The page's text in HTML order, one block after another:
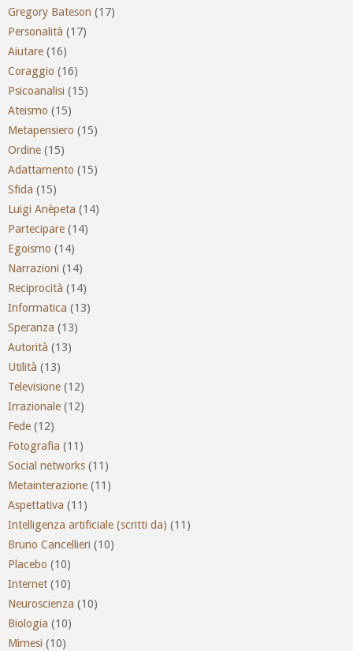
Gregory Bateson (17)
Personalità (17)
Aiutare (16)
Coraggio (16)
Psicoanalisi (15)
Ateismo (15)
Metapensiero (15)
Ordine (15)
Adattamento (15)
Sfida (15)
Luigi Anèpeta (14)
Partecipare (14)
Egoismo (14)
Narrazioni (14)
Reciprocità (14)
Informatica (13)
Speranza (13)
Autorità (13)
Utilità (13)
Televisione (12)
Irrazionale (12)
Fede (12)
Fotografia (11)
Social networks (11)
Metainterazione (11)
Aspettativa (11)
Intelligenza artificiale (scritti da) (11)
Bruno Cancellieri (10)
Placebo (10)
Internet (10)
Neuroscienza (10)
Biologia (10)
Mimesi (10)